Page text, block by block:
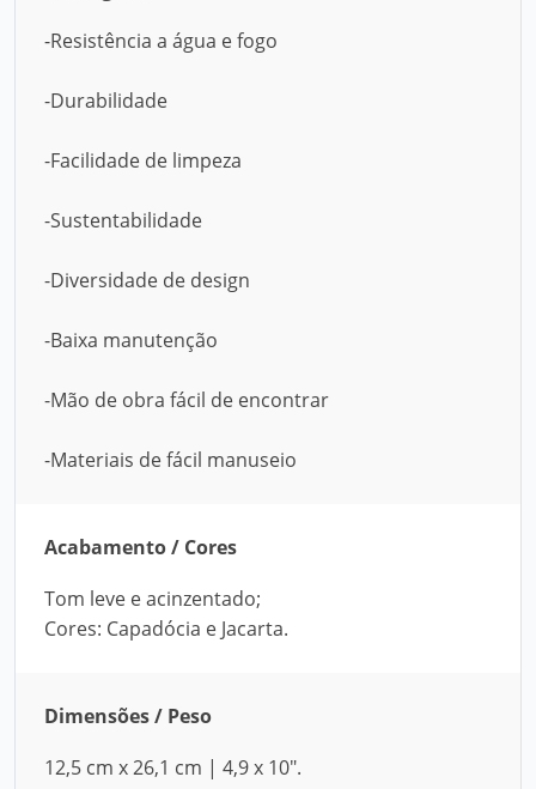
-Resistência a água e fogo
-Durabilidade
-Facilidade de limpeza
-Sustentabilidade
-Diversidade de design
-Baixa manutenção
-Mão de obra fácil de encontrar
-Materiais de fácil manuseio
Acabamento / Cores
Tom leve e acinzentado;
Cores: Capadócia e Jacarta.
Dimensões / Peso
12,5 cm x 26,1 cm | 4,9 x 10".